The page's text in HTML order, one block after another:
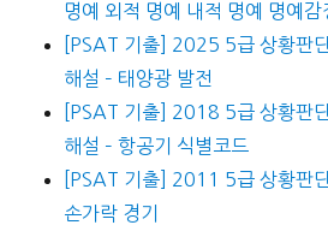
명예 외적 명예 내적 명예 명예감
[PSAT 기출] 2025 5급 상황판
해설 – 태양광 발전
[PSAT 기출] 2018 5급 상황판
해설 – 항공기 식별코드
[PSAT 기출] 2011 5급 상황판
손가락 경기